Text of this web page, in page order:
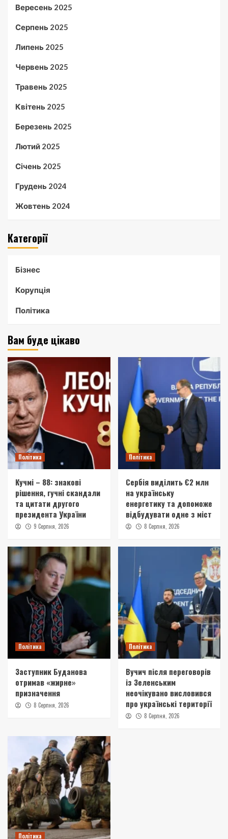
Вересень 2025
Серпень 2025
Липень 2025
Червень 2025
Травень 2025
Квітень 2025
Березень 2025
Лютий 2025
Січень 2025
Грудень 2024
Жовтень 2024
Категорії
Бізнес
Корупція
Політика
Вам буде цікаво
Політика
Кучмі – 88: знакові
рішення, гучні скандали
та цитати другого
президента України
9 Серпня, 2026
Політика
Сербія виділить €2 млн
на українську
енергетику та допоможе
відбудувати одне з міст
8 Серпня, 2026
Політика
Заступник Буданова
отримав «жирне»
призначення
8 Серпня, 2026
Політика
Вучич після переговорів
із Зеленським
неочікувано висловився
про українські території
8 Серпня, 2026
Політика